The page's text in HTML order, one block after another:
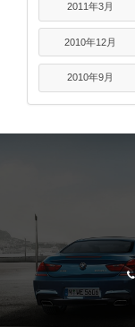
2011年3月
2010年12月
2010年9月